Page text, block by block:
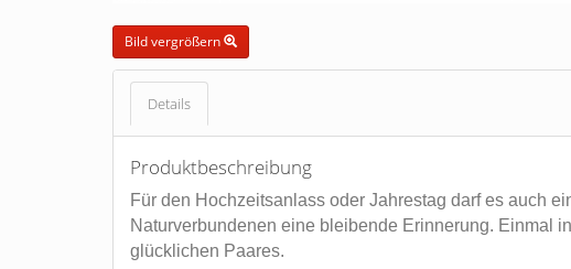
Bild vergrößern
Details
Produktbeschreibung
Für den Hochzeitsanlass oder Jahrestag darf es auch
Naturverbundenen eine bleibende Erinnerung. Einmal
glücklichen Paares.